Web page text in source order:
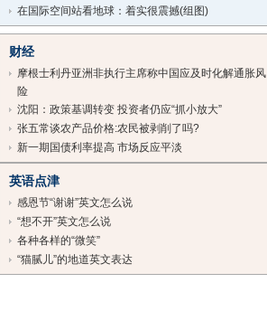
在国际空间站看地球：着实很震撼(组图)
财经
摩根士利丹亚洲非执行主席称中国应及时化解通胀风
险
沈阳：政策基调转变 投资者仍应“抓小放大”
张五常谈农产品价格:农民被剥削了吗?
新一期国债利率提高 市场反应平淡
英语点津
感恩节“谢谢”英文怎么说
“想不开”英文怎么说
各种各样的“微笑”
“猫腻儿”的地道英文表达